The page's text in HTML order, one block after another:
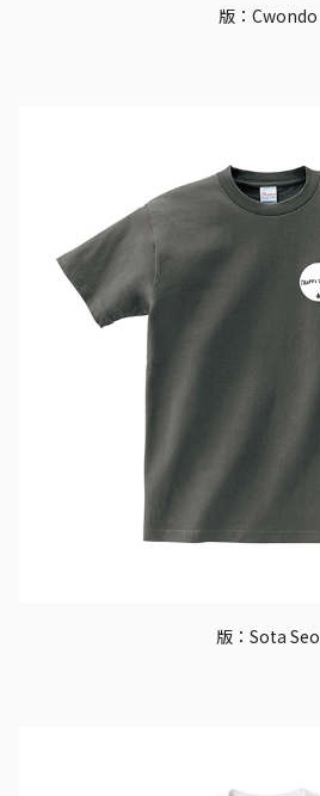
版：Cwondo
版：Sota Seo